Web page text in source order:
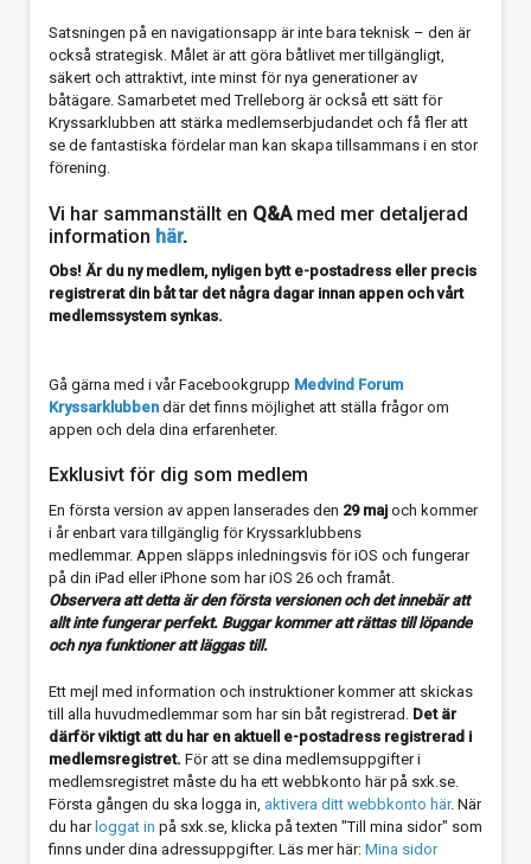
Satsningen på en navigationsapp är inte bara teknisk – den är
också strategisk. Målet är att göra båtlivet mer tillgängligt,
säkert och attraktivt, inte minst för nya generationer av
båtägare. Samarbetet med Trelleborg är också ett sätt för
Kryssarklubben att stärka medlemserbjudandet och få fler att
se de fantastiska fördelar man kan skapa tillsammans i en stor
förening.
Vi har sammanställt en Q&Amed mer detaljerad
information här.
Obs! Är du ny medlem, nyligen bytt e-postadress eller precis
registrerat din båt tar det några dagar innan appen och vårt
medlemssystem synkas.
Gå gärna med i vår Facebookgrupp Medvind Forum
Kryssarklubben där det finns möjlighet att ställa frågor om
appen och dela dina erfarenheter.
Exklusivt för dig som medlem
En första version av appen lanserades den 29 maj och kommer
i år enbart vara tillgänglig för Kryssarklubbens
medlemmar. Appen släpps inledningsvis för iOS och fungerar
på din iPad eller iPhone som har iOS 26 och framåt.
Observera att detta är den första versionen och det innebär att
allt inte fungerar perfekt. Buggar kommer att rättas till löpande
och nya funktioner att läggas till.
Ett mejl med information och instruktioner kommer att skickas
till alla huvudmedlemmar som har sin båt registrerad. Det är
därför viktigt att du har en aktuell e-postadress registrerad i
medlemsregistret. För att se dina medlemsuppgifter i
medlemsregistret måste du ha ett webbkonto här på sxk.se.
Första gången du ska logga in, aktivera ditt webbkonto här. När
du harloggat in på sxk.se, klicka på texten "Till mina sidor" som
finns under dina adressuppgifter. Läs mer här: Mina sidor